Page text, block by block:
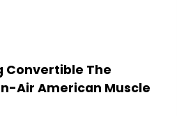
Convertible The
Air American Muscle